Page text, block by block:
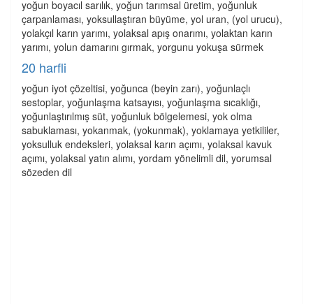
yoğun boyacıl sarılık, yoğun tarımsal üretim, yoğunluk
çarpanlaması, yoksullaştıran büyüme, yol uran, (yol urucu),
yolakçıl karın yarımı, yolaksal apış onarımı, yolaktan karın
yarımı, yolun damarını gırmak, yorgunu yokuşa sürmek
20 harfli
yoğun iyot çözeltisi, yoğunca (beyin zarı), yoğunlaçlı
sestoplar, yoğunlaşma katsayısı, yoğunlaşma sıcaklığı,
yoğunlaştırılmış süt, yoğunluk bölgelemesi, yok olma
sabuklaması, yokanmak, (yokunmak), yoklamaya yetkililer,
yoksulluk endeksleri, yolaksal karın açımı, yolaksal kavuk
açımı, yolaksal yatın alımı, yordam yönelimli dil, yorumsal
sözeden dil